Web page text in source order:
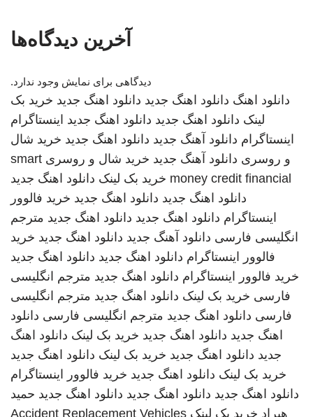
آخرین دیدگاه‌ها
دیدگاهی برای نمایش وجود ندارد.
دانلود اهنگ دانلود اهنگ جدید دانلود اهنگ جدید خرید بک
لینک دانلود اهنگ جدید دانلود اهنگ جدید اینستاگرام
اینستاگرام دانلود آهنگ جدید دانلود اهنگ جدید خرید شال
و روسری دانلود آهنگ جدید خرید شال و روسری smart
money credit financial خرید بک لینک دانلود اهنگ جدید
دانلود اهنگ جدید دانلود اهنگ جدید خرید فالوور
اینستاگرام دانلود اهنگ جدید دانلود اهنگ جدید مترجم
انگلیسی فارسی دانلود آهنگ جدید دانلود اهنگ جدید خرید
فالوور اینستاگرام دانلود اهنگ جدید دانلود اهنگ جدید
خرید فالوور اینستاگرام دانلود اهنگ جدید مترجم انگلیسی
فارسی خرید بک لینک دانلود اهنگ جدید مترجم انگلیسی
فارسی دانلود اهنگ جدید مترجم انگلیسی فارسی دانلود
اهنگ جدید دانلود اهنگ جدید خرید بک لینک دانلود اهنگ
جدید دانلود اهنگ جدید خرید بک لینک دانلود اهنگ جدید
خرید بک لینک دانلود اهنگ جدید خرید فالوور اینستاگرام
دانلود اهنگ جدید دانلود اهنگ جدید دانلود اهنگ جدید حمید
هیراد خرید بک لینک Accident Replacement Vehicles